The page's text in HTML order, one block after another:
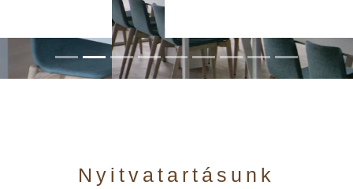
Nyitvatartásunk